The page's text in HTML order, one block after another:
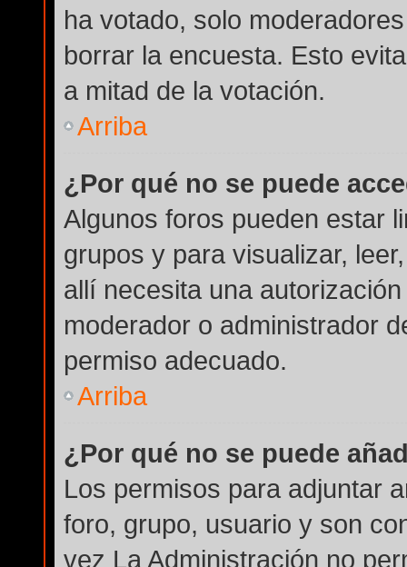
ha votado, solo
borrar la encuesta. Esto
a mitad de la votación.
Arriba
¿Por qué no se puede
Algunos foros pueden estar
grupos y para visualizar,
allí necesita una
moderador o administrador
permiso adecuado.
Arriba
¿Por qué no se puede
Los permisos para adjuntar
foro, grupo, usuario y son
vez La Administración no